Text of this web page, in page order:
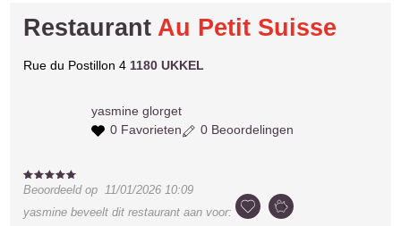
Restaurant Au Petit Suisse
Rue du Postillon 4 1180 UKKEL
yasmine glorget
0 Favorieten
0 Beoordelingen
Beoordeeld op11/01/2026 10:09
yasmine beveelt dit restaurant aan voor: